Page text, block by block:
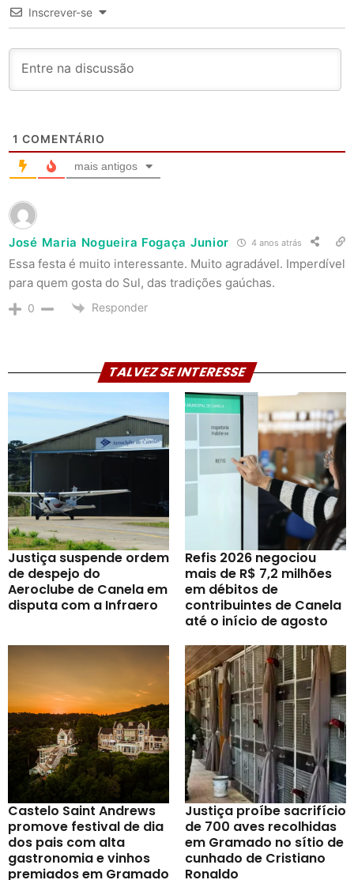
Inscrever-se
1 COMENTÁRIO
mais antigos
José Maria Nogueira Fogaça Junior 4 anos atrás
Essa festa é muito interessante. Muito agradável. Imperdível
para quem gosta do Sul, das tradições gaúchas.
0 Responder
TALVEZ SE INTERESSE
Justiça suspende ordem
de despejo do
Aeroclube de Canela em
disputa com a Infraero
Refis 2026 negociou
mais de R$ 7,2 milhões
em débitos de
contribuintes de Canela
até o início de agosto
Castelo Saint Andrews
promove festival de dia
dos pais com alta
gastronomia e vinhos
premiados em Gramado
Justiça proíbe sacrifício
de 700 aves recolhidas
em Gramado no sítio de
cunhado de Cristiano
Ronaldo